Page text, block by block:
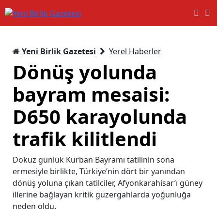
Yeni Birlik Gazetesi Yerel Haberler
Dönüş yolunda
bayram mesaisi:
D650 karayolunda
trafik kilitlendi
Dokuz günlük Kurban Bayramı tatilinin sona
ermesiyle birlikte, Türkiye’nin dört bir yanından
dönüş yoluna çıkan tatilciler, Afyonkarahisar’ı güney
illerine bağlayan kritik güzergahlarda yoğunluğa
neden oldu.